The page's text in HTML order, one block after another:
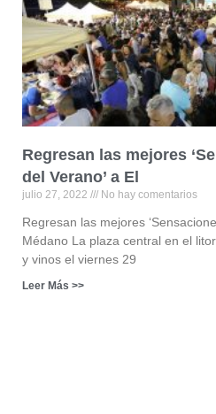
Regresan las mejores
del Verano’ a El
julio 27, 2022 No hay comentarios
Regresan las mejores
Médano La plaza central en el
y vinos el viernes 29
Leer Más >>